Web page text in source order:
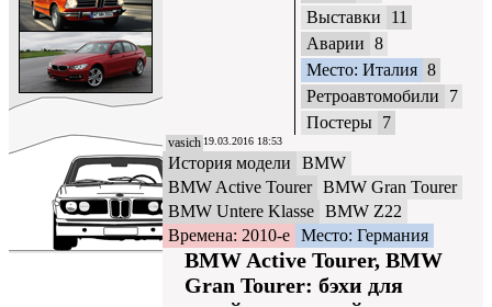
Выставки
11
Аварии 8
Место: Италия 8
Ретроавтомобили
7
Постеры 7
vasich 19.03.2016 18:53
История модели
BMW
BMW Active Tourer BMW Gran Tourer
BMW Untere Klasse BMW Z22
Времена: 2010-е Место: Германия
BMW Active Tourer, BMW
Gran Tourer: бэхи для